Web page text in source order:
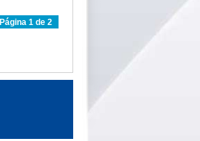
Página 1 de 2